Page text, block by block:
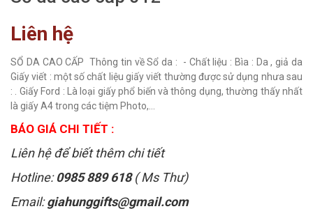
Liên hệ
SỔ DA CAO CẤP Thông tin về Sổ da : - Chất liệu : Bìa : Da , giả da
Giấy viết : một số chất liệu giấy viết thường được sử dụng nhưa sau
: . Giấy Ford : Là loại giấy phổ biến và thông dụng, thường thấy nhất
là giấy A4 trong các tiệm Photo,...
BÁO GIÁ CHI TIẾT :
Liên hệ để biết thêm chi tiết
Hotline:0985 889 618( Ms Thư)
Email:giahunggifts@gmail.com